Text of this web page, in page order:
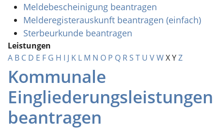
Meldebescheinigung beantragen
Melderegisterauskunft beantragen (einfach)
Sterbeurkunde beantragen
Leistungen
A B C D E F G H I J K L M N O P Q R S T U VWXYZ
Kommunale
Eingliederungsleistungen
beantragen